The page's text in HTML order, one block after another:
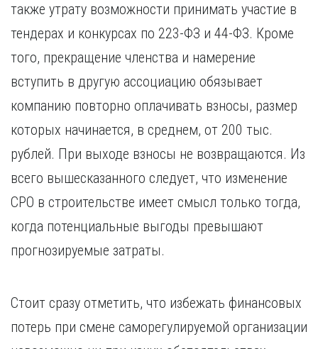
также утрату возможности принимать участие в
тендерах и конкурсах по 223-ФЗ и 44-ФЗ. Кроме
того, прекращение членства и намерение
вступить в другую ассоциацию обязывает
компанию повторно оплачивать взносы, размер
которых начинается, в среднем, от 200 тыс.
рублей. При выходе взносы не возвращаются. Из
всего вышесказанного следует, что изменение
СРО в строительстве имеет смысл только тогда,
когда потенциальные выгоды превышают
прогнозируемые затраты.
Стоит сразу отметить, что избежать финансовых
потерь при смене саморегулируемой организации